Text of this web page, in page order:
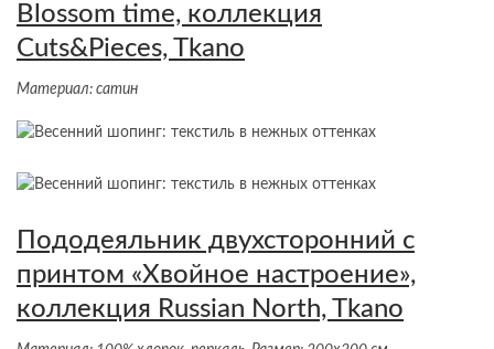
Blossom time, коллекция
Cuts&Pieces, Tkano
Материал: сатин
Пододеяльник двухсторонний с
принтом «Хвойное настроение»,
коллекция Russian North, Tkano